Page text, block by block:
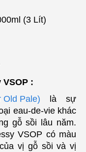
(3 Lít)
:
Old Pale) là sự
eau-de-vie khác
gỗ sồi lâu năm.
VSOP có màu
vị gỗ sồi và vị